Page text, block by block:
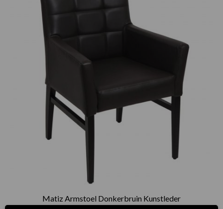
Matiz Armstoel Donkerbruin Kunstleder